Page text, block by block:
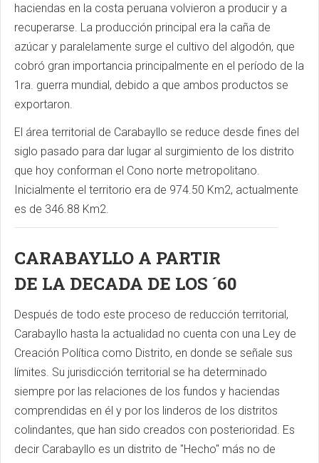
haciendas en la costa peruana volvieron a producir y a
recuperarse. La producción principal era la caña de
azúcar y paralelamente surge el cultivo del algodón, que
cobró gran importancia principalmente en el período de la
1ra. guerra mundial, debido a que ambos productos se
exportaron.
El área territorial de Carabayllo se reduce desde fines del
siglo pasado para dar lugar al surgimiento de los distrito
que hoy conforman el Cono norte metropolitano.
Inicialmente el territorio era de 974.50 Km2, actualmente
es de 346.88 Km2.
CARABAYLLO A PARTIR
DE LA DECADA DE LOS ´60
Después de todo este proceso de reducción territorial,
Carabayllo hasta la actualidad no cuenta con una Ley de
Creación Política como Distrito, en donde se señale sus
límites. Su jurisdicción territorial se ha determinado
siempre por las relaciones de los fundos y haciendas
comprendidas en él y por los linderos de los distritos
colindantes, que han sido creados con posterioridad. Es
decir Carabayllo es un distrito de "Hecho" más no de